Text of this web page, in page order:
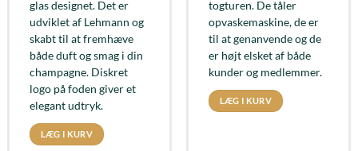
glas designet. Det er
udviklet af Lehmann og
skabt til at fremhæve
både duft og smag i din
champagne. Diskret
logo på foden giver et
elegant udtryk.
LÆG I KURV
togturen. De tåler
opvaskemaskine, de er
til at genanvende og de
er højt elsket af både
kunder og medlemmer.
LÆG I KURV